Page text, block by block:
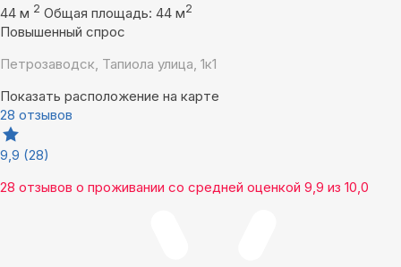
44 м 2 Общая площадь: 44 м2
Повышенный спрос
Петрозаводск, Тапиола улица, 1к1
Показать расположение на карте
28 отзывов
9,9 (28)
28 отзывов о проживании со средней оценкой 9,9 из 10,0